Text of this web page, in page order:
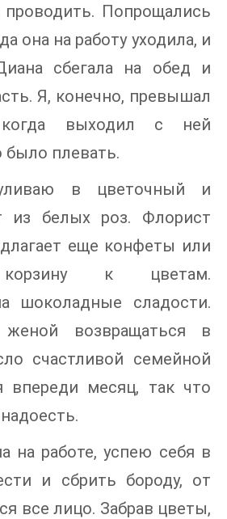
проводить. Попрощались
она на работу уходила, и
сбегала на обед и
Я, конечно, превышал
когда выходил с ней
было плевать.
в цветочный и
из белых роз. Флорист
еще конфеты или
корзину к цветам.
шоколадные сладости.
возвращаться в
счастливой семейной
месяц, так что
на работе, успею себя в
и сбрить бороду, от
все лицо. Забрав цветы,